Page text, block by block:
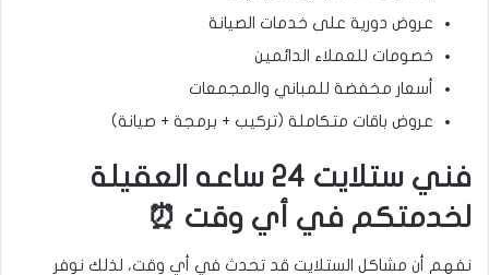
عروض دورية على خدمات الصيانة
خصومات للعملاء الدائمين
أسعار مخفضة للمباني والمجمعات
عروض باقات متكاملة (تركيب + برمجة + صيانة)
فني ستلايت ٢٤ ساعه العقيلة
لخدمتكم في أي وقت ⏰
نفهم أن مشاكل الستلايت قد تحدث في أي وقت، لذلك نوفر